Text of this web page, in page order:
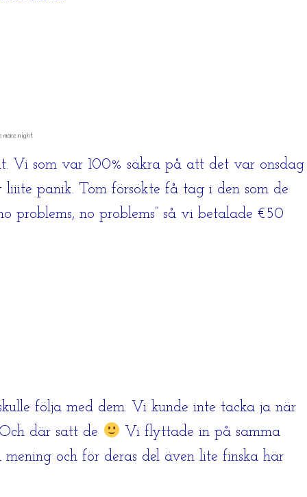
more night
Vi som var 100% säkra på att det var onsdag
liiite panik. Tom försökte få tag i den som de
no problems” så vi betalade €50
följa med dem. Vi kunde inte tacka ja när
där satt de
Vi flyttade in på samma
och för deras del även lite finska här